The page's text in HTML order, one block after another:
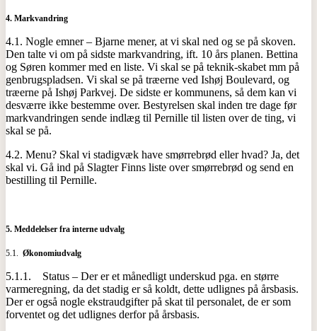
4. Markvandring
4.1. Nogle emner – Bjarne mener, at vi skal ned og se på skoven.
Den talte vi om på sidste markvandring, ift. 10 års planen. Bettina
og Søren kommer med en liste. Vi skal se på teknik-skabet mm på
genbrugspladsen. Vi skal se på træerne ved Ishøj Boulevard, og
træerne på Ishøj Parkvej. De sidste er kommunens, så dem kan vi
desværre ikke bestemme over. Bestyrelsen skal inden tre dage før
markvandringen sende indlæg til Pernille til listen over de ting, vi
skal se på.
4.2. Menu? Skal vi stadigvæk have smørrebrød eller hvad? Ja, det
skal vi. Gå ind på Slagter Finns liste over smørrebrød og send en
bestilling til Pernille.
5. Meddelelser fra interne udvalg
5.1. Økonomiudvalg
5.1.1. Status – Der er et månedligt underskud pga. en større
varmeregning, da det stadig er så koldt, dette udlignes på årsbasis.
Der er også nogle ekstraudgifter på skat til personalet, de er som
forventet og det udlignes derfor på årsbasis.